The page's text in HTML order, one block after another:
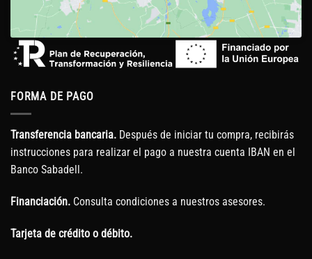
FORMA DE PAGO
Transferencia bancaria. Después de iniciar tu compra, recibirás
instrucciones para realizar el pago a nuestra cuenta IBAN en el
Banco Sabadell.
Financiación. Consulta condiciones a nuestros asesores.
Tarjeta de crédito o débito.